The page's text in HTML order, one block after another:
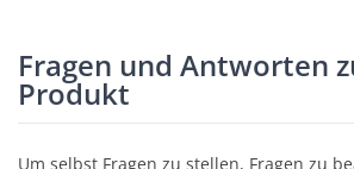
Fragen und Antworten
Produkt
Um selbst Fragen zu stellen, Fragen zu